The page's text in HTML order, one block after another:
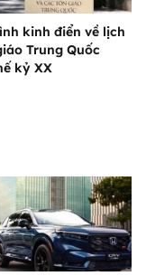
kinh điển về lịch
Trung Quốc
kỷ XX